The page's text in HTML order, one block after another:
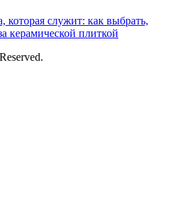
которая служит: как выбрать,
керамической плиткой